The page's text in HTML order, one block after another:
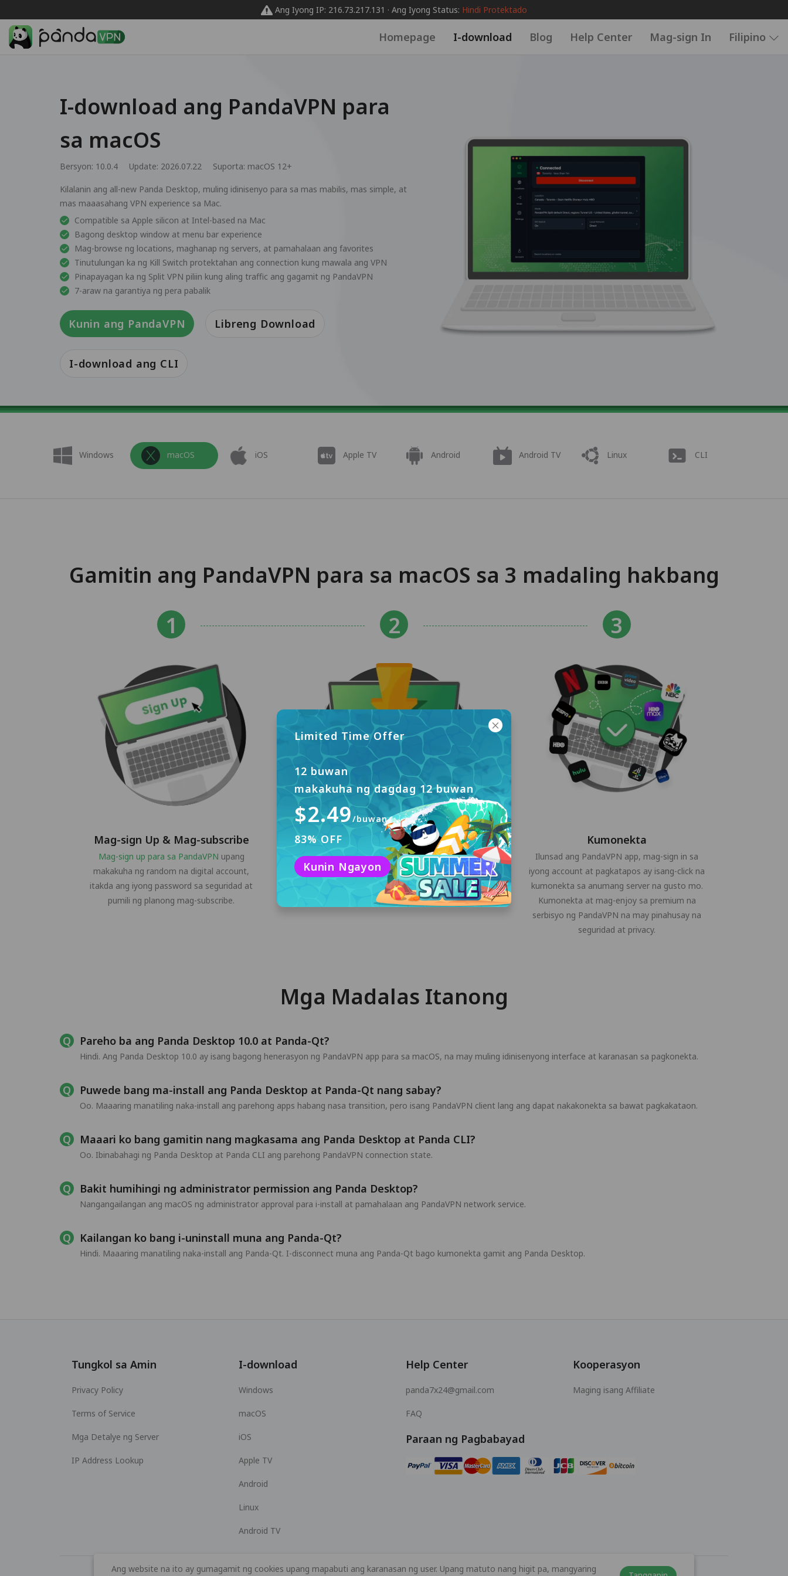
Ang Iyong IP: 216.73.217.131 · Ang Iyong Status: Hindi Protektado
Homepage I-download Blog Help Center Mag-sign In Filipino
I-download ang PandaVPN para
sa macOS
Bersyon: 10.0.4 Update: 2026.07.22 Suporta: macOS 12+
Kilalanin ang all-new Panda Desktop, muling idinisenyo para sa mas mabilis, mas simple, at
mas maaasahang VPN experience sa Mac.
Compatible sa Apple silicon at Intel-based na Mac
Bagong desktop window at menu bar experience
Mag-browse ng locations, maghanap ng servers, at pamahalaan ang favorites
Tinutulungan ka ng Kill Switch protektahan ang connection kung mawala ang VPN
Pinapayagan ka ng Split VPN piliin kung aling traffic ang gagamit ng PandaVPN
7-araw na garantiya ng pera pabalik
Kunin ang PandaVPN Libreng Download
I-download ang CLI
Windows macOS iOS Apple TV Android Android TV Linux CLI
Gamitin ang PandaVPN para sa macOS sa 3 madaling hakbang
Mag-sign Up & Mag-subscribe
Mag-sign up para sa PandaVPN upang
makakuha ng random na digital account,
itakda ang iyong password sa seguridad at
pumili ng planong mag-subscribe.
I-download at I-install
I-click ang "Libreng Download" upang i-
download ang PandaVPN para sa macOS at i-
install ito sa iyong computer.
Kumonekta
Ilunsad ang PandaVPN app, mag-sign in sa
iyong account at pagkatapos ay isang-click na
kumonekta sa anumang server na gusto mo.
Kumonekta at mag-enjoy sa premium na
serbisyo ng PandaVPN na may pinahusay na
seguridad at privacy.
Mga Madalas Itanong
Pareho ba ang Panda Desktop 10.0 at Panda-Qt?
Hindi. Ang Panda Desktop 10.0 ay isang bagong henerasyon ng PandaVPN app para sa macOS, na may muling idinisenyong interface at karanasan sa pagkonekta.
Puwede bang ma-install ang Panda Desktop at Panda-Qt nang sabay?
Oo. Maaaring manatiling naka-install ang parehong apps habang nasa transition, pero isang PandaVPN client lang ang dapat nakakonekta sa bawat pagkakataon.
Maaari ko bang gamitin nang magkasama ang Panda Desktop at Panda CLI?
Oo. Ibinabahagi ng Panda Desktop at Panda CLI ang parehong PandaVPN connection state.
Bakit humihingi ng administrator permission ang Panda Desktop?
Nangangailangan ang macOS ng administrator approval para i-install at pamahalaan ang PandaVPN network service.
Kailangan ko bang i-uninstall muna ang Panda-Qt?
Hindi. Maaaring manatiling naka-install ang Panda-Qt. I-disconnect muna ang Panda-Qt bago kumonekta gamit ang Panda Desktop.
Limited Time Offer
12 buwan
makakuha ng dagdag 12 buwan
$2.49/buwan
83% OFF
Kunin Ngayon
Tungkol sa Amin
Privacy Policy
Terms of Service
Mga Detalye ng Server
IP Address Lookup
I-download
Windows
macOS
iOS
Apple TV
Android
Linux
Android TV
Help Center
panda7x24@gmail.com
FAQ
Kooperasyon
Maging isang Affiliate
Paraan ng Pagbabayad
Ang website na ito ay gumagamit ng cookies upang mapabuti ang karanasan ng user. Upang matuto nang higit pa, mangyaring